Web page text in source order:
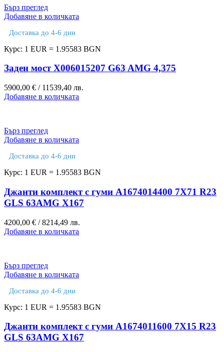
Бърз преглед
Добавяне в количката
Доставка до 4-6 дни
Курс: 1 EUR = 1.95583 BGN
Заден мост X006015207 G63 AMG 4,375
5900,00 € / 11539,40 лв.
Добавяне в количката
Бърз преглед
Добавяне в количката
Доставка до 4-6 дни
Курс: 1 EUR = 1.95583 BGN
Джанти комплект с гуми A1674014400 7X71 R23
GLS 63AMG X167
4200,00 € / 8214,49 лв.
Добавяне в количката
Бърз преглед
Добавяне в количката
Доставка до 4-6 дни
Курс: 1 EUR = 1.95583 BGN
Джанти комплект с гуми A1674011600 7X15 R23
GLS 63AMG X167